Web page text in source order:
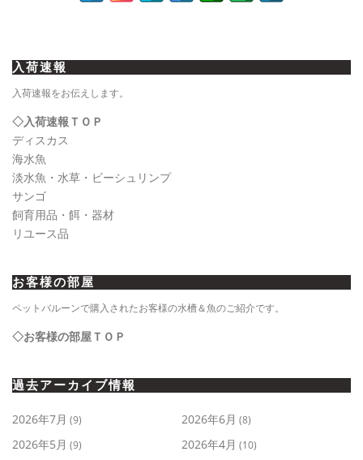
入荷速報
入荷速報をお伝えします。
◇入荷速報ＴＯＰ
ディスカス
海水魚
淡水魚・水草・ビーシュリンプ
サンゴ
飼育用品・餌・器材
リユース品
お客様の部屋
ペットバルーンで購入されたお客様の水槽＆魚のご紹介です。
◇お客様の部屋ＴＯＰ
過去アーカイブ情報
2026年7月 (9) 2026年6月 (8)
2026年5月 (9) 2026年4月 (10)